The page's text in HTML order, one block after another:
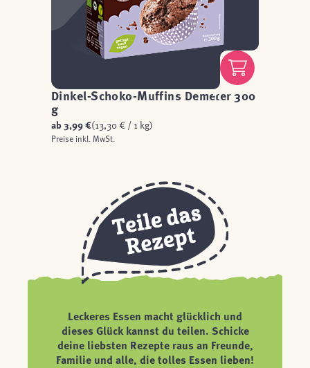
Dinkel-Schoko-Muffins Demeter 300
g
ab3,99 €(13,30 € / 1 kg)
Preise inkl. MwSt.
Leckeres Essen macht glücklich und
dieses Glück kannst du teilen. Schicke
deine liebsten Rezepte raus an Freunde,
Familie und alle, die tolles Essen lieben!